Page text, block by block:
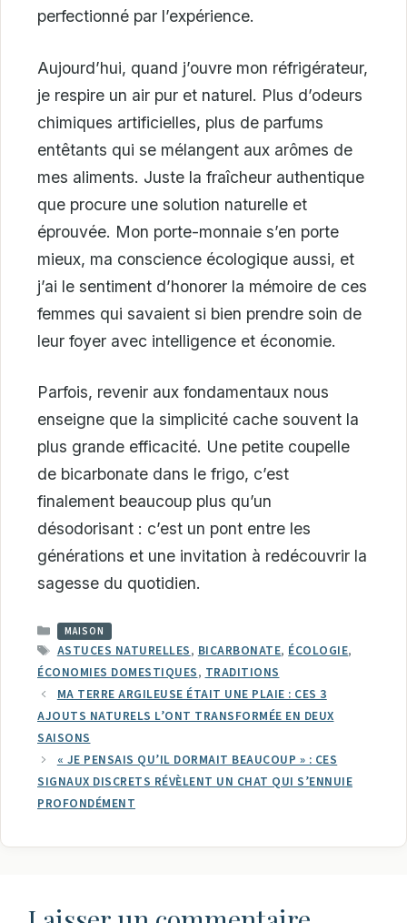
perfectionné par l’expérience.
Aujourd’hui, quand j’ouvre mon réfrigérateur,
je respire un air pur et naturel. Plus d’odeurs
chimiques artificielles, plus de parfums
entêtants qui se mélangent aux arômes de
mes aliments. Juste la fraîcheur authentique
que procure une solution naturelle et
éprouvée. Mon porte-monnaie s’en porte
mieux, ma conscience écologique aussi, et
j’ai le sentiment d’honorer la mémoire de ces
femmes qui savaient si bien prendre soin de
leur foyer avec intelligence et économie.
Parfois, revenir aux fondamentaux nous
enseigne que la simplicité cache souvent la
plus grande efficacité. Une petite coupelle
de bicarbonate dans le frigo, c’est
finalement beaucoup plus qu’un
désodorisant : c’est un pont entre les
générations et une invitation à redécouvrir la
sagesse du quotidien.
CATÉGORIES
MAISON
ÉTIQUETTES
ASTUCES NATURELLES, BICARBONATE, ÉCOLOGIE,
ÉCONOMIES DOMESTIQUES, TRADITIONS
MA TERRE ARGILEUSE ÉTAIT UNE PLAIE : CES 3
AJOUTS NATURELS L’ONT TRANSFORMÉE EN DEUX
SAISONS
« JE PENSAIS QU’IL DORMAIT BEAUCOUP » : CES
SIGNAUX DISCRETS RÉVÈLENT UN CHAT QUI S’ENNUIE
PROFONDÉMENT